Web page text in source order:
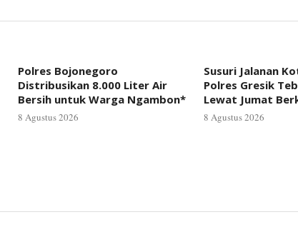
Polres Bojonegoro
Distribusikan 8.000 Liter Air
Bersih untuk Warga Ngambon*
8 Agustus 2026
Susuri Jalanan
Polres Gresik
Lewat Jumat
8 Agustus 2026